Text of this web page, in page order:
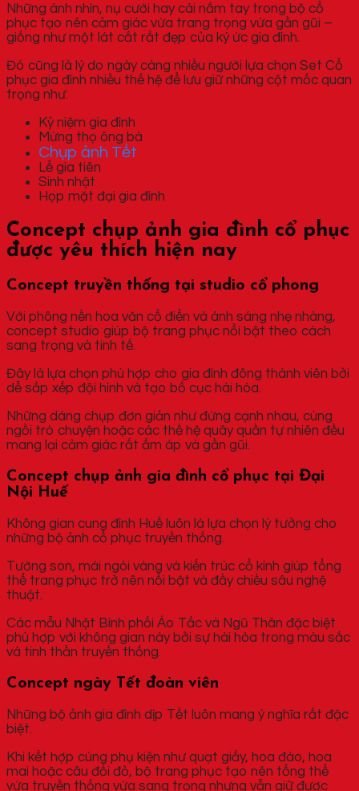
Những ánh nhìn, nụ cười hay cái nắm tay trong bộ cổ
phục tạo nên cảm giác vừa trang trọng vừa gần gũi –
giống như một lát cắt rất đẹp của ký ức gia đình.
Đó cũng là lý do ngày càng nhiều người lựa chọn Set Cổ
phục gia đình nhiều thế hệ để lưu giữ những cột mốc quan
trọng như:
Kỷ niệm gia đình
Mừng thọ ông bà
Chụp ảnh Tết
Lễ gia tiên
Sinh nhật
Họp mặt đại gia đình
Concept chụp ảnh gia đình cổ phục
được yêu thích hiện nay
Concept truyền thống tại studio cổ phong
Với phông nền hoa văn cổ điển và ánh sáng nhẹ nhàng,
concept studio giúp bộ trang phục nổi bật theo cách
sang trọng và tinh tế.
Đây là lựa chọn phù hợp cho gia đình đông thành viên bởi
dễ sắp xếp đội hình và tạo bố cục hài hòa.
Những dáng chụp đơn giản như đứng cạnh nhau, cùng
ngồi trò chuyện hoặc các thế hệ quây quần tự nhiên đều
mang lại cảm giác rất ấm áp và gần gũi.
Concept chụp ảnh gia đình cổ phục tại Đại
Nội Huế
Không gian cung đình Huế luôn là lựa chọn lý tưởng cho
những bộ ảnh cổ phục truyền thống.
Tường son, mái ngói vàng và kiến trúc cổ kính giúp tổng
thể trang phục trở nên nổi bật và đầy chiều sâu nghệ
thuật.
Các mẫu Nhật Bình phối Áo Tấc và Ngũ Thân đặc biệt
phù hợp với không gian này bởi sự hài hòa trong màu sắc
và tinh thần truyền thống.
Concept ngày Tết đoàn viên
Những bộ ảnh gia đình dịp Tết luôn mang ý nghĩa rất đặc
biệt.
Khi kết hợp cùng phụ kiện như quạt giấy, hoa đào, hoa
mai hoặc câu đối đỏ, bộ trang phục tạo nên tổng thể
vừa truyền thống vừa sang trọng nhưng vẫn giữ được